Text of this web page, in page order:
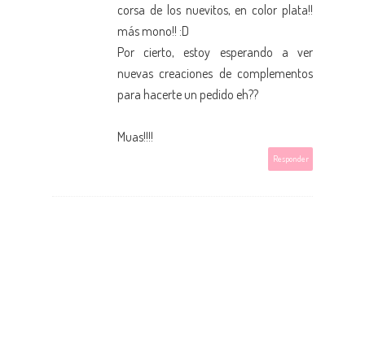
corsa de los nuevitos, en color plata!!
más mono!! :D
Por cierto, estoy esperando a ver
nuevas creaciones de complementos
para hacerte un pedido eh??
Muas!!!!
Responder